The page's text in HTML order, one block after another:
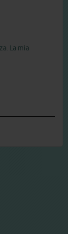
La mia